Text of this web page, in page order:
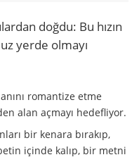
doğdu: Bu hızın
yerde olmayı
anını romantize etme
alan açmayı hedefliyor.
bir kenara bırakıp,
içinde kalıp, bir metni